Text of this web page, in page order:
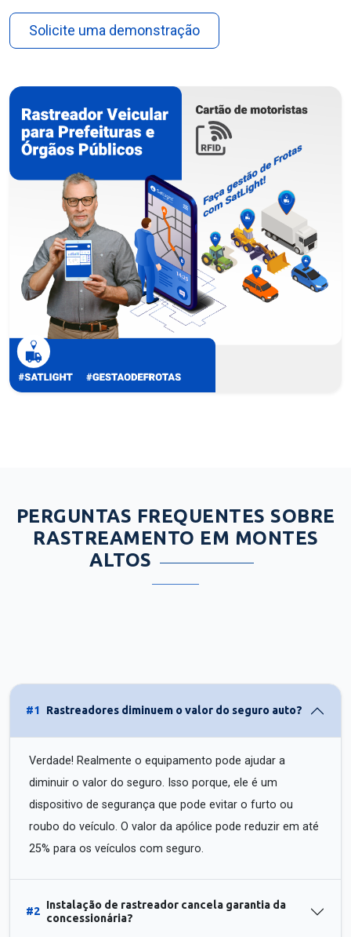
Solicite uma demonstração
PERGUNTAS FREQUENTES SOBRE
RASTREAMENTO EM MONTES
ALTOS
#1 Rastreadores diminuem o valor do seguro auto?
Verdade! Realmente o equipamento pode ajudar a
diminuir o valor do seguro. Isso porque, ele é um
dispositivo de segurança que pode evitar o furto ou
roubo do veículo. O valor da apólice pode reduzir em até
25% para os veículos com seguro.
#2
Instalação de rastreador cancela garantia da
concessionária?